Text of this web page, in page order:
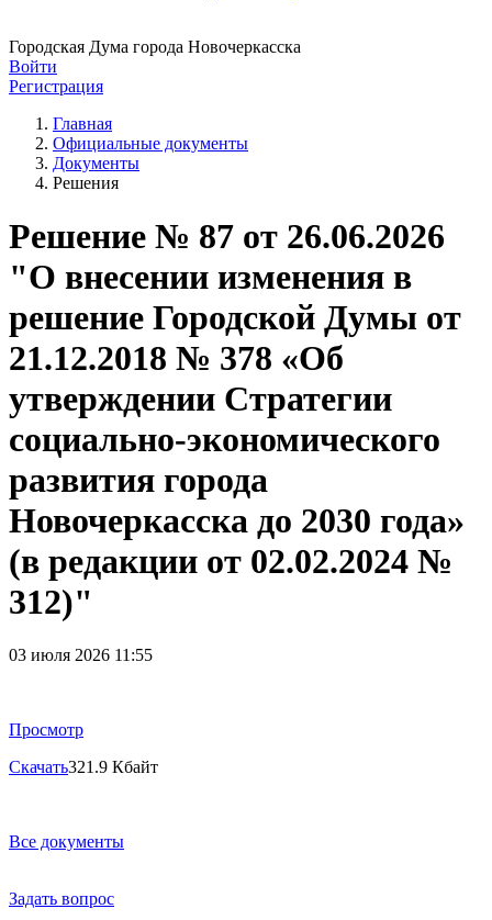
Городская Дума города Новочеркасска
Войти
Регистрация
Главная
Официальные документы
Документы
Решения
Решение № 87 от 26.06.2026
"О внесении изменения в
решение Городской Думы от
21.12.2018 № 378 «Об
утверждении Стратегии
социально-экономического
развития города
Новочеркасска до 2030 года»
(в редакции от 02.02.2024 №
312)"
03 июля 2026 11:55
Просмотр
Скачать321.9 Кбайт
Все документы
Задать вопрос